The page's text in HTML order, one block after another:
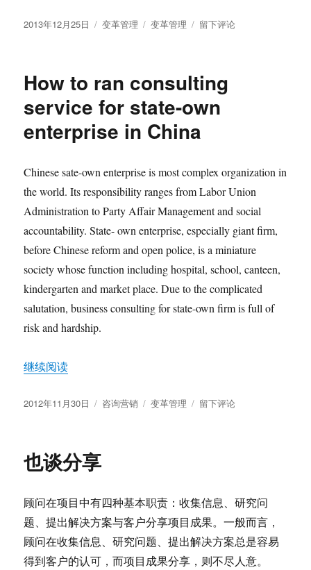
发
2013年12月25日
分
变革管理
标
变革管理
于
in
China
an
留下评论
How to ran consulting
service for state-own
enterprise in China
Chinese sate-own enterprise is most complex organization in
the world. Its responsibility ranges from Labor Union
Administration to Party Affair Management and social
accountability. State- own enterprise, especially giant firm,
before Chinese reform and open police, is a miniature
society whose function including hospital, school, canteen,
kindergarten and market place. Due to the complicated
salutation, business consulting for state-own firm is full of
risk and hardship.
继续阅读“How to ran consulting service for state-own
发
2012年11月30日
分
咨询营销
标
变革管理
于
state-
own
enterprise
in
China
留下评论
也谈分享
顾问在项目中有四种基本职责：收集信息、研究问
题、提出解决方案与客户分享项目成果。一般而言，
顾问在收集信息、研究问题、提出解决方案总是容易
得到客户的认可，而项目成果分享，则不尽人意。